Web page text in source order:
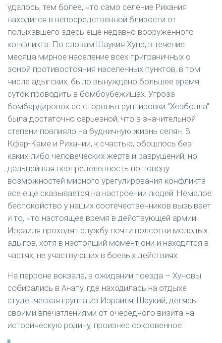
удалось, тем более, что само селение Рихания
находится в непосредственной близости от
полыхавшего здесь еще недавно вооруженного
конфликта. По словам Шаукия Хунэ, в течение
месяца мирное население всех приграничных с
зоной противостояния населенных пунктов, в том
числе адыгских, было вынуждено большее время
суток проводить в бомбоубежищах. Угроза
бомбардировок со стороны группировки "Хезболла"
была достаточно серьезной, что в значительной
степени повлияло на будничную жизнь селян. В
Кфар-Каме и Рихании, к счастью, обошлось без
каких-либо человеческих жертв и разрушений, но
дальнейшая неопределенность по поводу
возможностей мирного урегулирования конфликта
все еще сказывается на настроении людей. Немалое
беспокойство у наших соотечественников вызывает
и то, что настоящее время в действующей армии
Израиля проходят службу почти полсотни молодых
адыгов, хотя в настоящий момент они и находятся в
частях, не участвующих в боевых действиях.
На перроне вокзала, в ожидании поезда – Хуновы
собирались в Анапу, где находилась на отдыхе
студенческая группа из Израиля, Шаукий, делясь
своими впечатлениями от очередного визита на
историческую родину, произнес сокровенное: